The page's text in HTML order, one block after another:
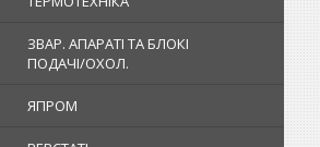
ЗВАР. АПАРАТІ ТА БЛОКІ
ПОДАЧІ/ОХОЛ.
ЯПРОМ